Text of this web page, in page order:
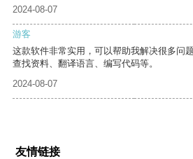
2024-08-07
游客
这款软件非常实用，可以帮助我解决很多问
查找资料、翻译语言、编写代码等。
2024-08-07
友情链接